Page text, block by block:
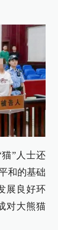
”人士还
和的基础
展良好环
对大熊猫